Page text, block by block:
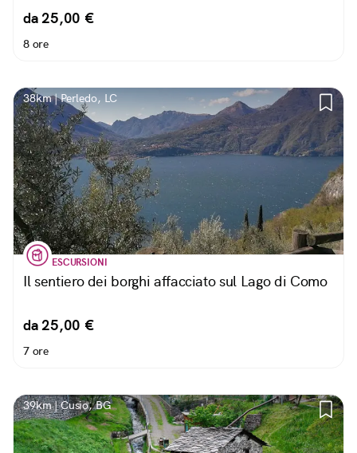
da 25,00 €
8 ore
38km | Perledo, LC
ESCURSIONI
Il sentiero dei borghi affacciato sul Lago di Como
da 25,00 €
7 ore
39km | Cusio, BG